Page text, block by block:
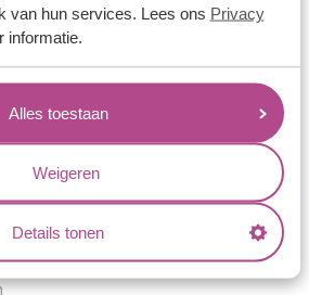
van hun services. Lees ons Privacy
informatie.
Alles toestaan
Weigeren
Details tonen